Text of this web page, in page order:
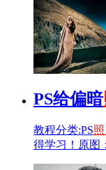
PS给偏暗
教程分类:PS
得学习！原图